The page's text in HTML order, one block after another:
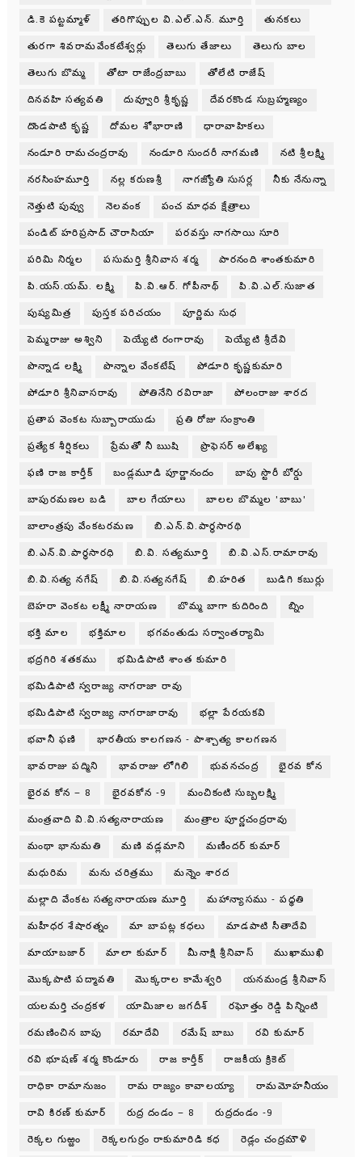
డి.కె పట్టమ్మాళ్ తరిగొప్పుల వి.ఎల్.ఎన్. మూర్తి తునకలు
తురగా శివరామవేంకటేశ్వర్లు తెలుగు తేజాలు తెలుగు బాల
తెలుగు బొమ్మ తోటా రాజేంద్రబాబు తోలేటి రాజేష్
దినవహి సత్యవతి దువ్వూరి శ్రీకృష్ణ దేవరకొండ సుబ్రహ్మణ్యం
దొండపాటి కృష్ణ దోమల శోభారాణి ధారావాహికలు
నండూరి రామచంద్రరావు నండూరి సుందరీ నాగమణి నటి శ్రీలక్ష్మి
నరసింహమూర్తి నల్ల కరుణశ్రీ నాగజ్యోతి సుసర్ల నీకు నేనున్నా
నెత్తుటి పువ్వు నెలవంక పంచ మాధవ క్షేత్రాలు
పండిట్ హరిప్రసాద్ చౌరాసియా పరవస్తు నాగసాయి సూరి
పరిమి నిర్మల పసుమర్తి శ్రీనివాస శర్మ పారనంది శాంతకుమారి
పి.యస్.యమ్. లక్ష్మి పి.వి.ఆర్. గోపీనాథ్ పి.వి.ఎల్.సుజాత
పుష్యమిత్ర పుస్తక పరిచయం పూర్ణిమ సుధ
పెమ్మరాజు అశ్విని పెయ్యేటి రంగారావు పెయ్యేటి శ్రీదేవి
పొన్నాడ లక్ష్మి పొన్నాల వేంకటేష్ పోడూరి కృష్ణకుమారి
పోడూరి శ్రీనివాసరావు పోతినేని రవిరాజా పోలంరాజు శారద
ప్రతాప వెంకట సుబ్బారాయుడు ప్రతి రోజు సంక్రాంతి
ప్రత్యేక శీర్షికలు ప్రేమతో నీ ఋషి ప్రొఫెసర్ అలేఖ్య
ఫణి రాజ కార్తీక్ బండ్లమూడి పూర్ణానందం బాపు స్టొరీ బోర్డు
బాపురమణల బడి బాల గేయాలు బాలల బొమ్మల 'బాబు'
బాలాంత్రపు వేంకటరమణ బి.ఎన్.వి.పార్థసారథి
బి.ఎన్.వి.పార్ధసారధి బి.వి. సత్యమూర్తి బి.వి.ఎస్.రామారావు
బి.వి.సత్య నగేష్ బి.వి.సత్యనగేష్ బి.హరిత బుడిగి కబుర్లు
బెహరా వెంకట లక్ష్మీ నారాయణ బొమ్మ బాగా కుదిరింది బ్నిం
భక్తి మాల భక్తిమాల భగవంతుడు సర్వాంతర్యామి
భద్రగిరి శతకము భమిడిపాటి శాంత కుమారి
భమిడిపాటి స్వరాజ్య నాగరాజా రావు
భమిడిపాటి స్వరాజ్య నాగరాజారావు భల్లా పేరయకవి
భవానీ ఫణి భారతీయ కాలగణన - పాశ్చాత్య కాలగణన
భావరాజు పద్మిని భావరాజు లోగిలి భువనచంద్ర భైరవ కోన
భైరవ కోన – 8 భైరవకోన -9 మంచికంటి సుబ్బలక్ష్మి
మంత్రవాది వి.వి.సత్యనారాయణ మంత్రాల పూర్ణచంద్రరావు
మంథా భానుమతి మణి వడ్లమాని మణీందర్ కుమార్
మధురిమ మను చరిత్రము మన్నెం శారద
మల్లాది వేంకట సత్యనారాయణ మూర్తి మహాన్యాసము - పధ్ధతి
మహీధర శేషారత్నం మా బాపట్ల కధలు మాడపాటి సీతాదేవి
మాయాబజార్ మాలా కుమార్ మీనాక్షి శ్రీనివాస్ ముఖాముఖి
మొక్కపాటి పద్మావతి మొక్కరాల కామేశ్వరి యనమండ్ర శ్రీనివాస్
యలమర్తి చంద్రకళ యామిజాల జగదీశ్ రఘోత్తం రెడ్డి పిన్నింటి
రమణించిన బాపు రమాదేవి రమేష్ బాబు రవి కుమార్
రవి భూషణ్ శర్మ కొండూరు రాజ కార్తీక్ రాజకీయ క్రికెట్
రాధికా రామానుజం రామ రాజ్యం కావాలయ్యా రామమోహనీయం
రావి కిరణ్ కుమార్ రుద్ర దండం – 8 రుద్రదండం -9
రెక్కల గుఱ్ఱం రెక్కలగుర్రం రాకుమారిడి కధ రెడ్లం చంద్రమౌళి